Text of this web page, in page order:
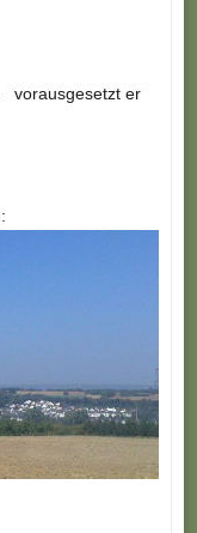
vorausgesetzt er